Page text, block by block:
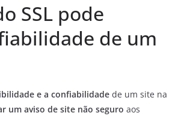
SSL pode
de um
e a confiabilidade de um site na
um aviso de site não seguro aos